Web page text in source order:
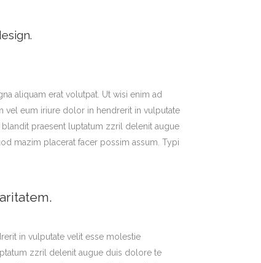
aliquam erat volutpat. Ut wisi enim ad
vel eum iriure dolor in hendrerit in vulputate
praesent luptatum zzril delenit augue
mazim placerat facer possim assum. Typi
in vulputate velit esse molestie
zzril delenit augue duis dolore te